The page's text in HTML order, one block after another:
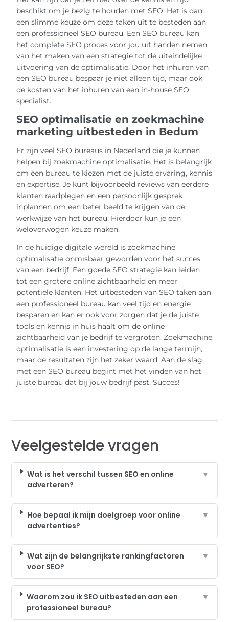
beschikt om je bezig te houden met SEO. Het is dan
een slimme keuze om deze taken uit te besteden aan
een professioneel SEO bureau. Een SEO bureau kan
het complete SEO proces voor jou uit handen nemen,
van het maken van een strategie tot de uiteindelijke
uitvoering van de optimalisatie. Door het inhuren van
een SEO bureau bespaar je niet alleen tijd, maar ook
de kosten van het inhuren van een in-house SEO
specialist.
SEO optimalisatie en zoekmachine
marketing uitbesteden in Bedum
Er zijn veel SEO bureaus in Nederland die je kunnen
helpen bij zoekmachine optimalisatie. Het is belangrijk
om een bureau te kiezen met de juiste ervaring, kennis
en expertise. Je kunt bijvoorbeeld reviews van eerdere
klanten raadplegen en een persoonlijk gesprek
inplannen om een beter beeld te krijgen van de
werkwijze van het bureau. Hierdoor kun je een
weloverwogen keuze maken.
In de huidige digitale wereld is zoekmachine
optimalisatie onmisbaar geworden voor het succes
van een bedrijf. Een goede SEO strategie kan leiden
tot een grotere online zichtbaarheid en meer
potentiële klanten. Het uitbesteden van SEO taken aan
een professioneel bureau kan veel tijd en energie
besparen en kan er ook voor zorgen dat je de juiste
tools en kennis in huis haalt om de online
zichtbaarheid van je bedrijf te vergroten. Zoekmachine
optimalisatie is een investering op de lange termijn,
maar de resultaten zijn het zeker waard. Aan de slag
met een SEO bureau begint met het vinden van het
juiste bureau dat bij jouw bedrijf past. Succes!
Veelgestelde vragen
Wat is het verschil tussen SEO en online
adverteren?
▼
Hoe bepaal ik mijn doelgroep voor online
advertenties?
▼
Wat zijn de belangrijkste rankingfactoren
voor SEO?
▼
Waarom zou ik SEO uitbesteden aan een
professioneel bureau?
▼